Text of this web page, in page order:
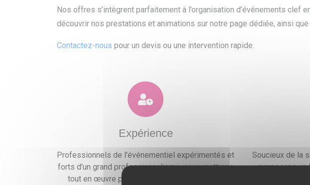
Nos offres s’intègrent parfaitement à l’organisation d’événements
découvrir nos prestations et animations sur notre page dédiée, ainsi
Contactez-nous pour un devis ou une intervention rapide.
Expérience
Professionnels de l'événementiel expérimentés et
forts d'un grand professionnalisme, nous mettrons
tout en œuvre pour satisfaire vos exigences.
Soucieux de la
proposons un